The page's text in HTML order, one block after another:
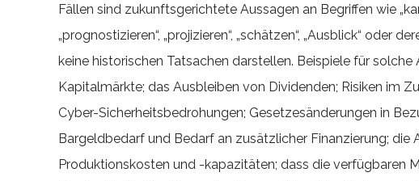
Fällen sind zukunftsgerichtete Aussagen an Begriffen wie
„prognostizieren“, „projizieren“, „schätzen“, „Ausblick“
keine historischen Tatsachen darstellen. Beispiele für
Kapitalmärkte; das Ausbleiben von Dividenden; Risiken im
Cyber-Sicherheitsbedrohungen; Gesetzesänderungen in
Bargeldbedarf und Bedarf an zusätzlicher Finanzierung;
Produktionskosten und -kapazitäten; dass die verfügbaren